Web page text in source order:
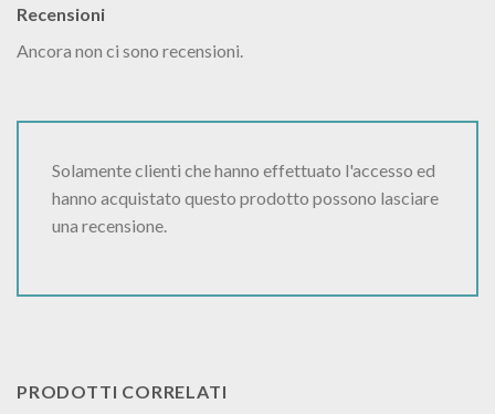
Recensioni
Ancora non ci sono recensioni.
Solamente clienti che hanno effettuato l'accesso ed
hanno acquistato questo prodotto possono lasciare
una recensione.
PRODOTTI CORRELATI